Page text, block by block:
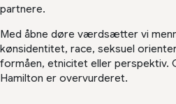
partnere.
Med åbne døre værdsætter vi
kønsidentitet, race, seksuel
formåen, etnicitet eller perspektiv.
Hamilton er overvurderet.